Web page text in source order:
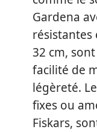
Gardena
résistantes
32 cm,
facilité de
légèreté.
fixes ou
Fiskars,